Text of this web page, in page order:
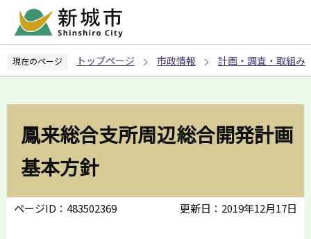
ペ
の
現在のページ トップページ 市政情報 計画・調査・取組み
鳳来総合支所周辺総合開発計画
基本方針
ページID：483502369 更新日：2019年12月17日